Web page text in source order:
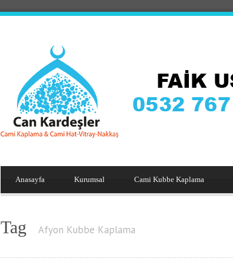
Anasayfa Kurumsal Cami Kubbe Kaplama
Tag Afyon Kubbe Kaplama